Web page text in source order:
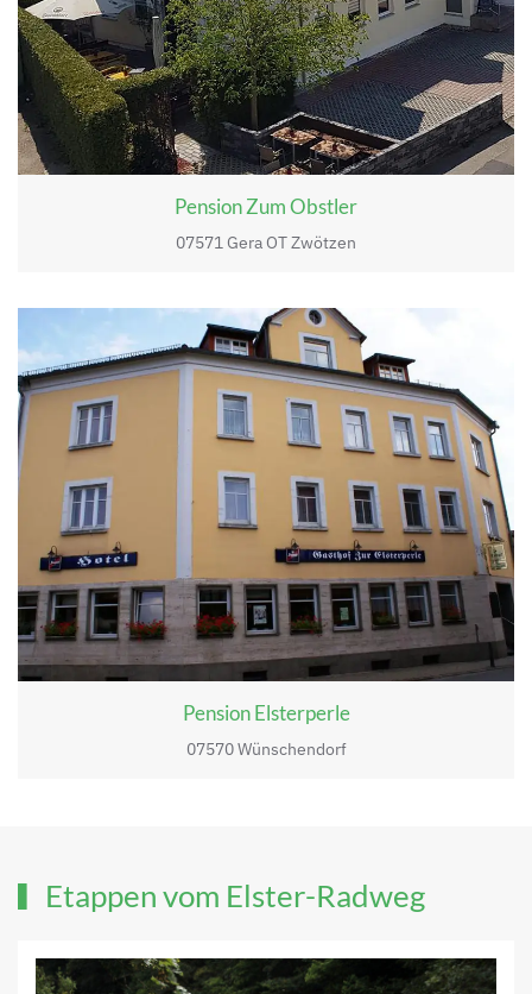
Pension Zum Obstler
07571 Gera OT Zwötzen
Pension Elsterperle
07570 Wünschendorf
Etappen vom Elster-Radweg